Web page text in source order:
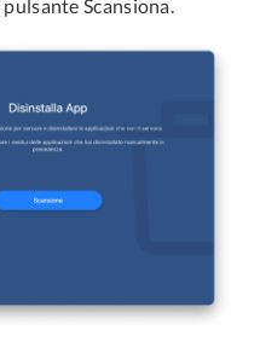
Scansiona.